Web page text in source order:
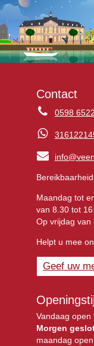
Contact
0598
Maandag tot
van 8.30 tot
Op vrijdag van
Helpt u mee
Geef uw
Vandaag open
Morgen
maandag